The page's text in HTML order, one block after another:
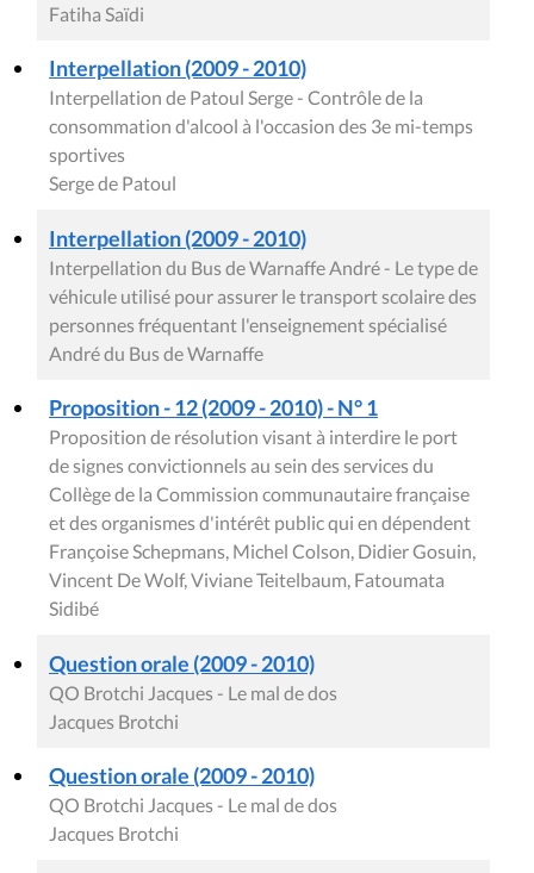
Fatiha Saïdi
Interpellation (2009 - 2010)
Interpellation de Patoul Serge - Contrôle de la
consommation d'alcool à l'occasion des 3e mi-temps
sportives
Serge de Patoul
Interpellation (2009 - 2010)
Interpellation du Bus de Warnaffe André - Le type de
véhicule utilisé pour assurer le transport scolaire des
personnes fréquentant l'enseignement spécialisé
André du Bus de Warnaffe
Proposition - 12 (2009 - 2010) - N° 1
Proposition de résolution visant à interdire le port
de signes convictionnels au sein des services du
Collège de la Commission communautaire française
et des organismes d'intérêt public qui en dépendent
Françoise Schepmans, Michel Colson, Didier Gosuin,
Vincent De Wolf, Viviane Teitelbaum, Fatoumata
Sidibé
Question orale (2009 - 2010)
QO Brotchi Jacques - Le mal de dos
Jacques Brotchi
Question orale (2009 - 2010)
QO Brotchi Jacques - Le mal de dos
Jacques Brotchi